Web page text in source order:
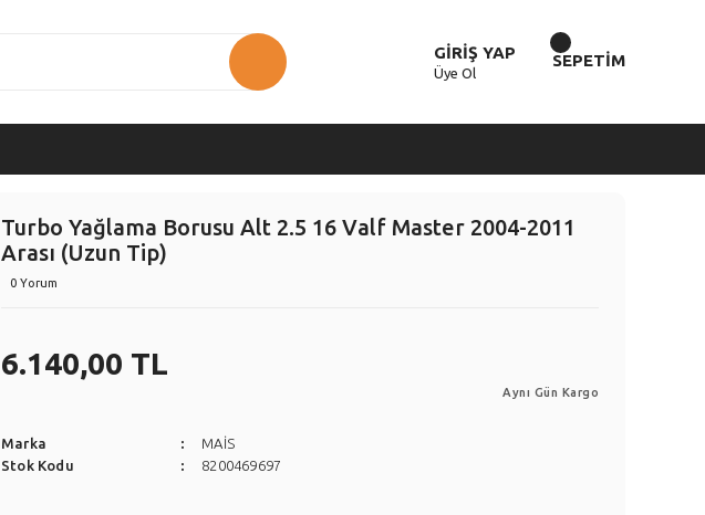
GİRİŞ YAP
Üye Ol
SEPETİM
Turbo Yağlama Borusu Alt 2.5 16 Valf Master 2004-2011
Arası (Uzun Tip)
0 Yorum
6.140,00 TL
Aynı Gün Kargo
Marka
MAİS
Stok Kodu
8200469697